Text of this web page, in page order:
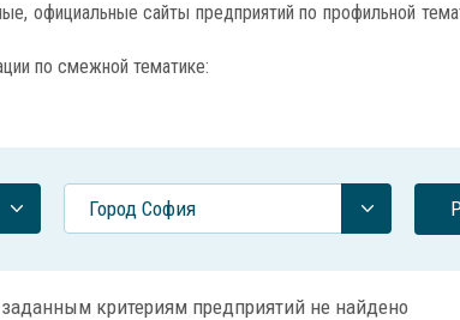
официальные сайты предприятий по профильной
по смежной тематике:
Город София
критериям предприятий не найдено